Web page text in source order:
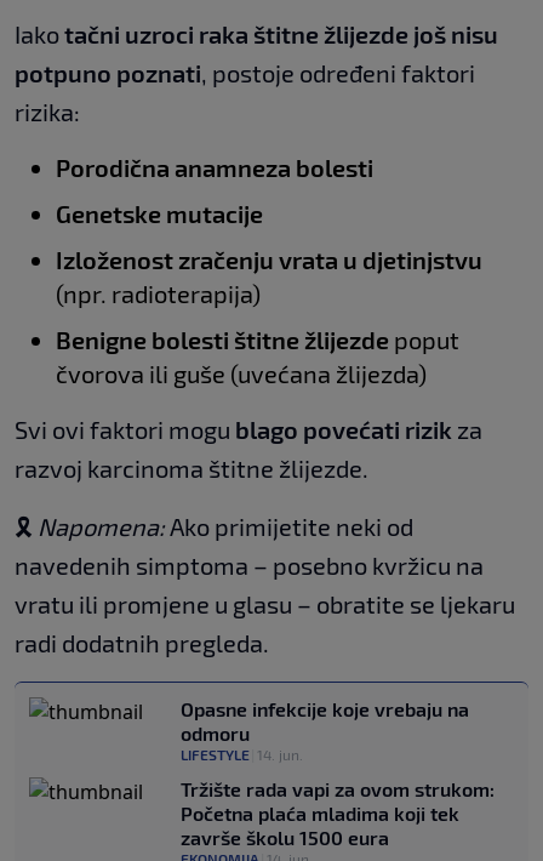
Iakotačni uzroci raka štitne žlijezde još nisu
potpuno poznati, postoje određeni faktori
rizika:
Porodična anamneza bolesti
Genetske mutacije
Izloženost zračenju vrata u djetinjstvu
(npr. radioterapija)
Benigne bolesti štitne žlijezde poput
čvorova ili guše (uvećana žlijezda)
Svi ovi faktori mogu blago povećati rizik za
razvoj karcinoma štitne žlijezde.
🎗️ Napomena:Ako primijetite neki od
navedenih simptoma – posebno kvržicu na
vratu ili promjene u glasu – obratite se ljekaru
radi dodatnih pregleda.
Opasne infekcije koje vrebaju na
odmoru
LIFESTYLE 14. jun.
Tržište rada vapi za ovom strukom:
Početna plaća mladima koji tek
završe školu 1500 eura